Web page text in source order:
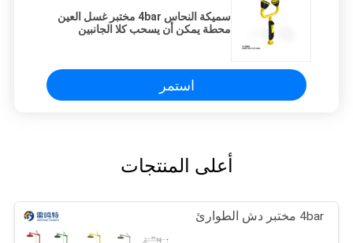
سميكة النحاس 4bar مختبر غسل العين
محطة يمكن أن يسحب كلا الجانبين
استمر
أعلى المنتجات
4bar مختبر دش الطوارئ